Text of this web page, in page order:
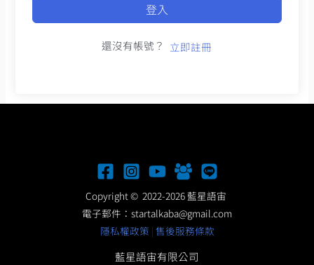
登入
還沒有帳號？ 立即註冊
Copyright © 2022-2026 藍星語宙
電子郵件： startalkaba@gmail.com
隱私權政策 | 售後服務條款
藍星語宙有限公司